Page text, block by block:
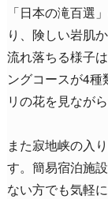
「日本の滝百選
り、険しい岩肌
流れ落ちる様子
ングコースが4種
リの花を見なが
また寂地峡の入
す。簡易宿泊施
ない方でも気軽